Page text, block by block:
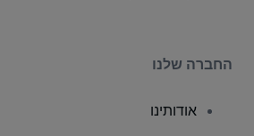
החברה שלנו
אודותינו